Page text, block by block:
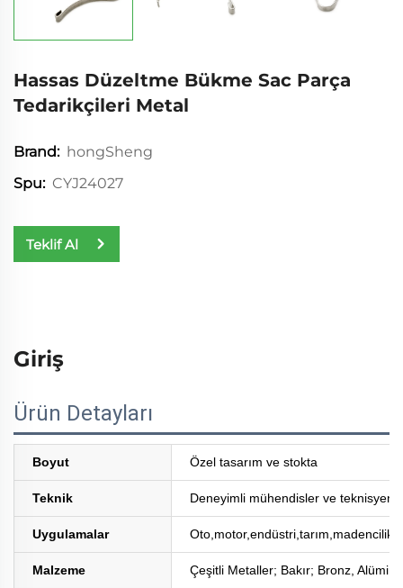
Hassas Düzeltme Bükme Sac Parça
Tedarikçileri Metal
Brand: hongSheng
Spu: CYJ24027
Teklif Al
Giriş
Ürün Detayları
Boyut Özel tasarım ve stokta
Teknik Deneyimli mühendisler ve
Uygulamalar
Malzeme Çeşitli Metaller; Bakır; Bronz,